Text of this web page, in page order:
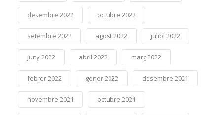
desembre 2022 octubre 2022
setembre 2022 agost 2022 juliol 2022
juny 2022 abril 2022 març 2022
febrer 2022 gener 2022 desembre 2021
novembre 2021 octubre 2021